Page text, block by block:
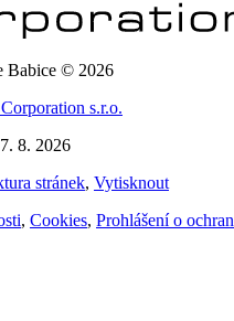
Babice © 2026
s.r.o.
8. 2026
stránek, Vytisknout
, Cookies, Prohlášení o